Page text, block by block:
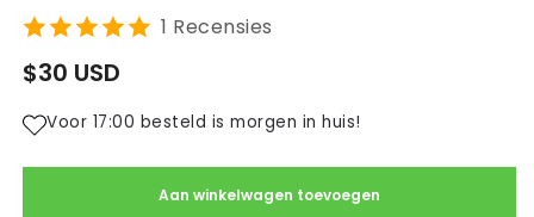
1 Recensies
Normale
$30 USD
Voor 17:00 besteld is morgen in huis!
Aan winkelwagen toevoegen